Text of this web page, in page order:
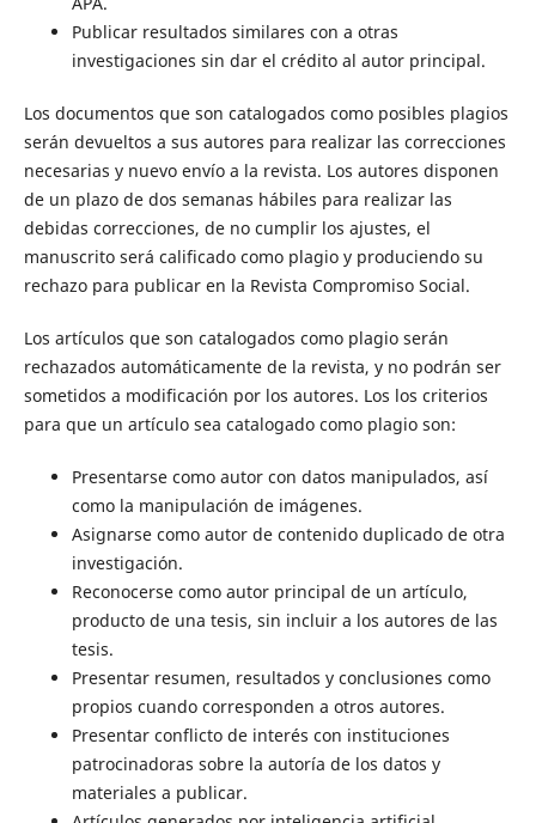
Publicar resultados similares con a otras
investigaciones sin dar el crédito al autor principal.
Los documentos que son catalogados como posibles plagios
serán devueltos a sus autores para realizar las correcciones
necesarias y nuevo envío a la revista. Los autores disponen
de un plazo de dos semanas hábiles para realizar las
debidas correcciones, de no cumplir los ajustes, el
manuscrito será calificado como plagio y produciendo su
rechazo para publicar en la Revista Compromiso Social.
Los artículos que son catalogados como plagio serán
rechazados automáticamente de la revista, y no podrán ser
sometidos a modificación por los autores. Los los criterios
para que un artículo sea catalogado como plagio son:
Presentarse como autor con datos manipulados, así
como la manipulación de imágenes.
Asignarse como autor de contenido duplicado de otra
investigación.
Reconocerse como autor principal de un artículo,
producto de una tesis, sin incluir a los autores de las
tesis.
Presentar resumen, resultados y conclusiones como
propios cuando corresponden a otros autores.
Presentar conflicto de interés con instituciones
patrocinadoras sobre la autoría de los datos y
materiales a publicar.